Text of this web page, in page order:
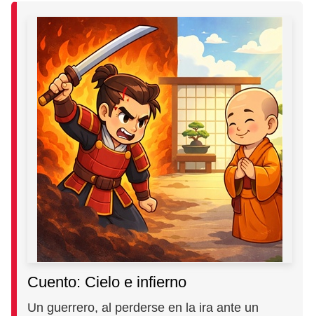
Cuento: Cielo e infierno
Un guerrero, al perderse en la ira ante un